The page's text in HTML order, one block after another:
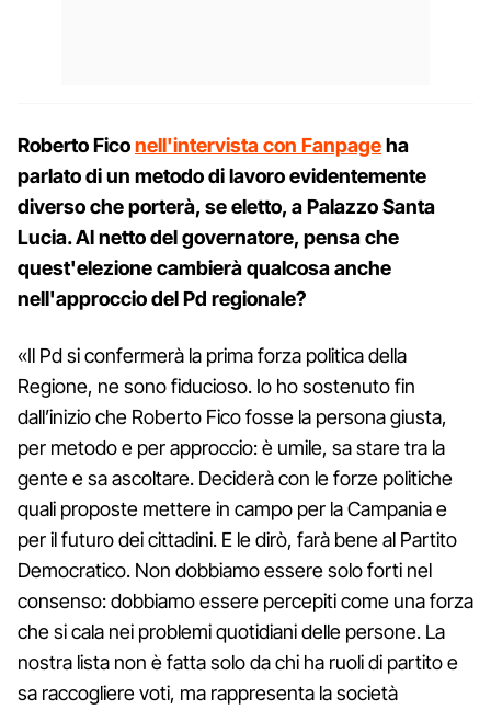
Roberto Ficonell'intervista con Fanpageha
parlato di un metodo di lavoro evidentemente
diverso che porterà, se eletto, a Palazzo Santa
Lucia. Al netto del governatore, pensa che
quest'elezione cambierà qualcosa anche
nell'approccio del Pd regionale?
«Il Pd si confermerà la prima forza politica della
Regione, ne sono fiducioso. Io ho sostenuto fin
dall’inizio che Roberto Fico fosse la persona giusta,
per metodo e per approccio: è umile, sa stare tra la
gente e sa ascoltare. Deciderà con le forze politiche
quali proposte mettere in campo per la Campania e
per il futuro dei cittadini. E le dirò, farà bene al Partito
Democratico. Non dobbiamo essere solo forti nel
consenso: dobbiamo essere percepiti come una forza
che si cala nei problemi quotidiani delle persone. La
nostra lista non è fatta solo da chi ha ruoli di partito e
sa raccogliere voti, ma rappresenta la società